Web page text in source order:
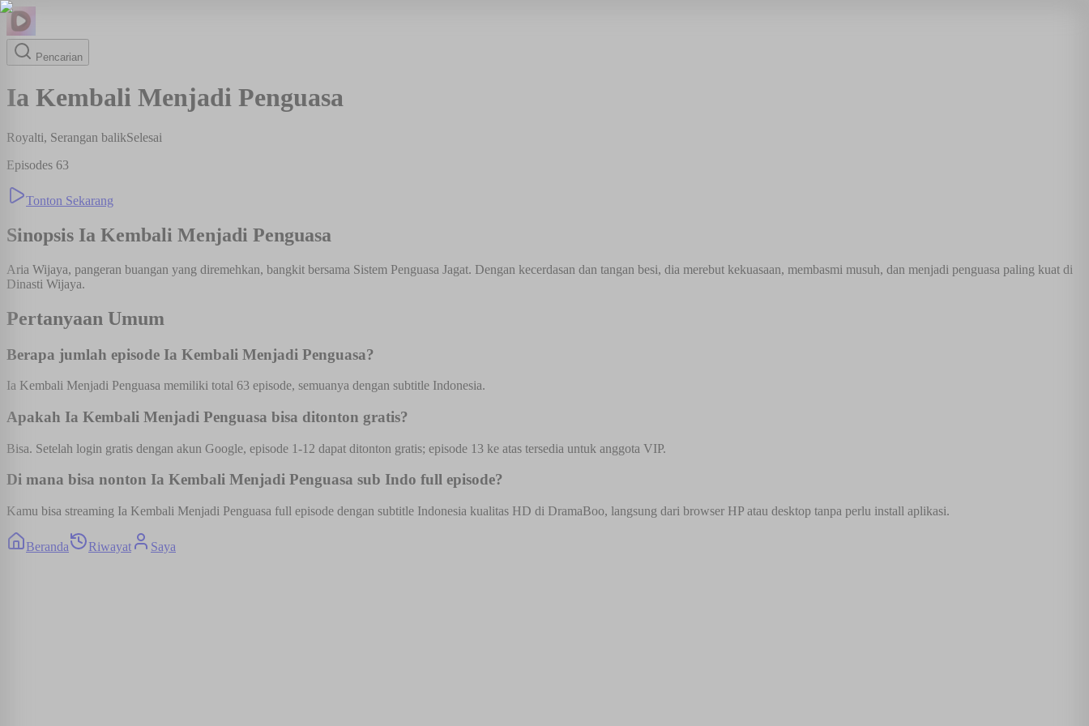
Pencarian
Ia Kembali Menjadi Penguasa
Royalti, Serangan balikSelesai
Episodes 63
Tonton Sekarang
Sinopsis Ia Kembali Menjadi Penguasa
Aria Wijaya, pangeran buangan yang diremehkan, bangkit bersama Sistem Penguasa Jagat. Dengan kecerdasan dan tangan besi, dia merebut kekuasaan, membasmi musuh, dan menjadi penguasa paling kuat di
Dinasti Wijaya.
Pertanyaan Umum
Berapa jumlah episode Ia Kembali Menjadi Penguasa?
Ia Kembali Menjadi Penguasa memiliki total 63 episode, semuanya dengan subtitle Indonesia.
Apakah Ia Kembali Menjadi Penguasa bisa ditonton gratis?
Bisa. Setelah login gratis dengan akun Google, episode 1-12 dapat ditonton gratis; episode 13 ke atas tersedia untuk anggota VIP.
Di mana bisa nonton Ia Kembali Menjadi Penguasa sub Indo full episode?
Kamu bisa streaming Ia Kembali Menjadi Penguasa full episode dengan subtitle Indonesia kualitas HD di DramaBoo, langsung dari browser HP atau desktop tanpa perlu install aplikasi.
Beranda Riwayat Saya